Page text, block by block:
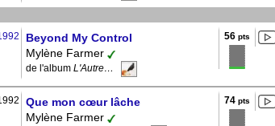
Beyond My Control
Mylène Farmer
de l'album L'Autre…
56 pts
Que mon cœur lâche
Mylène Farmer
74 pts